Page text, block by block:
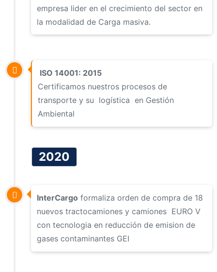
empresa lider en el crecimiento del sector en
la modalidad de Carga masiva.
ISO 14001: 2015
Certificamos nuestros procesos de
transporte y su logística en Gestión
Ambiental
2020
InterCargo formaliza orden de compra de 18
nuevos tractocamiones y camiones EURO V
con tecnologia en reducción de emision de
gases contaminantes GEI